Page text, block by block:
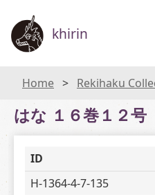
khirin
Home Rekihaku Collection Database
はな １６巻１２号
ID
H-1364-4-7-135